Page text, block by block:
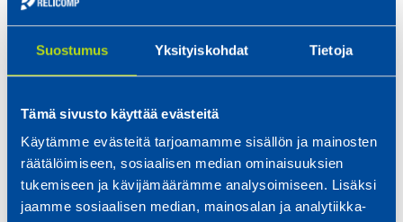
Suostumus Yksityiskohdat Tietoja
Tämä sivusto käyttää evästeitä
Käytämme evästeitä tarjoamamme sisällön ja mainosten
räätälöimiseen, sosiaalisen median ominaisuuksien
tukemiseen ja kävijämäärämme analysoimiseen. Lisäksi
jaamme sosiaalisen median, mainosalan ja analytiikka-
behörighetsprov för svetsare, övervakning
av tillverkning och metodtester, utveckling
övervakning av service på svetsutrustning,
upprätthållande av maskinförteckning, wps-
svetsdatablad och övervakning av
förvaringen av tillsatsämnen, beskriver
Järviluoma.